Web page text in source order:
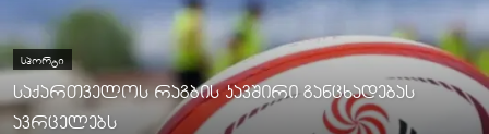
ᲡᲞᲝᲠᲢᲘ
საქართველოს რაგბის კავშირი განცხადებას
ავრცელებს